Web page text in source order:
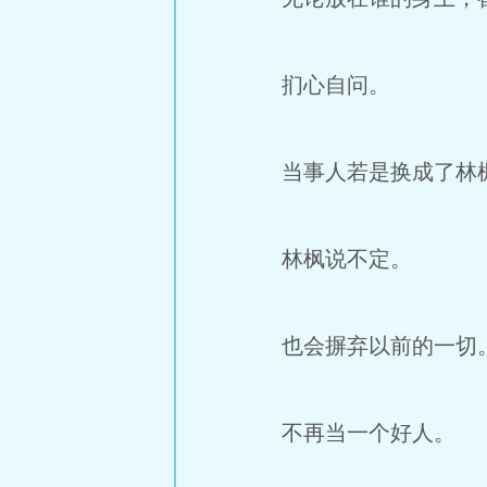
扪心自问。
当事人若是换成了林
林枫说不定。
也会摒弃以前的一切
不再当一个好人。